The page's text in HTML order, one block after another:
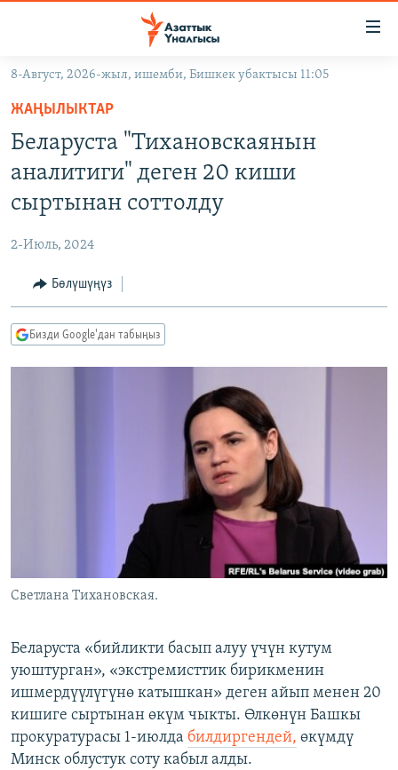
Навигацияга
өтүңүз
Издөөгө
салыңызКЫРГЫЗСТАН
МАДАНИЯТ
ДҮЙНӨ
ТВ ПРОГРАММАЛАР
БҮГҮН АЗАТТЫКТА
ПОДКАСТ
Русский
ЭЕ/АРнун бардык сайттары
8-Август, 2026-жыл, ишемби, Бишкек убактысы 11:05
ЖАҢЫЛЫКТАР
Беларуста "Тихановскаянын
аналитиги" деген 20 киши
сыртынан соттолду
2-Июль, 2024
Бөлүшүңүз
Бизди Google'дан табыңыз
Светлана Тихановская.
Беларуста «бийликти басып алуу үчүн кутум
уюштурган», «экстремисттик бирикменин
ишмердүүлүгүнө катышкан» деген айып менен 20
кишиге сыртынан өкүм чыкты. Өлкөнүн Башкы
прокуратурасы 1-июлда билдиргендей, өкүмдү
Минск облустук соту кабыл алды.